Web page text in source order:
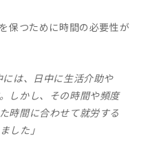
保つために時間の必要性が
は、日中に生活介助や
しかし、その時間や頻度
時間に合わせて就労する
した」